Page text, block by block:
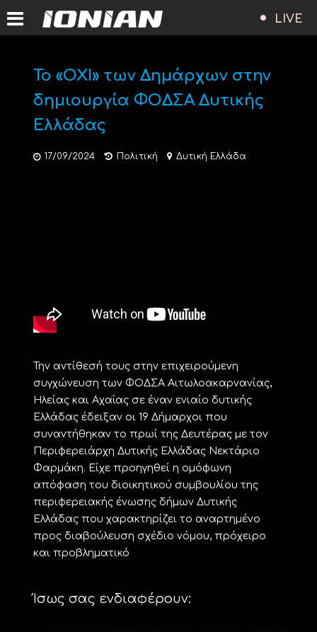
LIVE
Το «OXI» των Δημάρχων στην
δημιουργία ΦΟΔΣΑ Δυτικής
Ελλάδας
17/09/2024 Πολιτική Δυτική Ελλάδα
Την αντίθεσή τους στην επιχειρούμενη
συγχώνευση των ΦΟΔΣΑ Αιτωλοακαρνανίας,
Ηλείας και Αχαΐας σε έναν ενιαίο δυτικής
Ελλάδας έδειξαν οι 19 Δήμαρχοι που
συναντήθηκαν το πρωί της Δευτέρας με τον
Περιφερειάρχη Δυτικής Ελλάδας Νεκτάριο
Φαρμάκη. Είχε προηγηθεί η ομόφωνη
απόφαση του διοικητικού συμβουλίου της
περιφερειακής ένωσης δήμων Δυτικής
Ελλάδας που χαρακτηρίζει το αναρτημένο
προς διαβούλευση σχέδιο νόμου, πρόχειρο
και προβληματικό
Ίσως σας ενδιαφέρουν: